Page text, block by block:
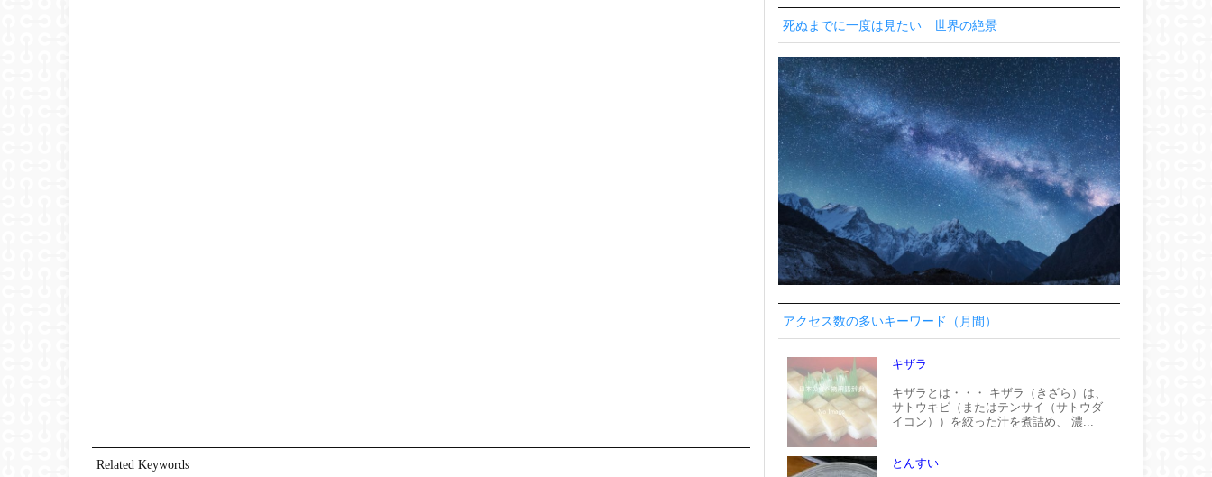
Related Keywords
死ぬまでに一度は見たい 世界の絶景
アクセス数の多いキーワード（月間）
キザラ
キザラとは・・・ キザラ（きざら）は、
サトウキビ（またはテンサイ（サトウダ
イコン））を絞った汁を煮詰め、 濃...
とんすい